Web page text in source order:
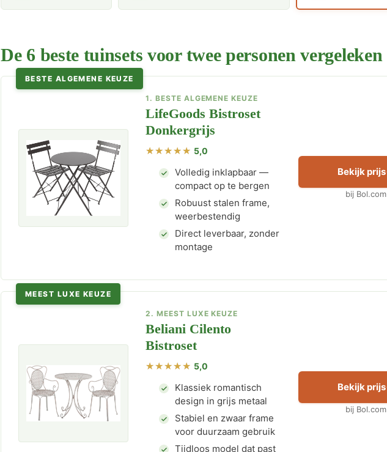
De 6 beste tuinsets voor twee personen vergeleken
BESTE ALGEMENE KEUZE
1. BESTE ALGEMENE KEUZE
LifeGoods Bistroset
Donkergrijs
5,0
Volledig inklapbaar —
compact op te bergen
Robuust stalen frame,
weerbestendig
Direct leverbaar, zonder
montage
Bekijk prijs
bij Bol.com
MEEST LUXE KEUZE
2. MEEST LUXE KEUZE
Beliani Cilento
Bistroset
5,0
Klassiek romantisch
design in grijs metaal
Stabiel en zwaar frame
voor duurzaam gebruik
Tijdloos model dat past
Bekijk prijs
bij Bol.com